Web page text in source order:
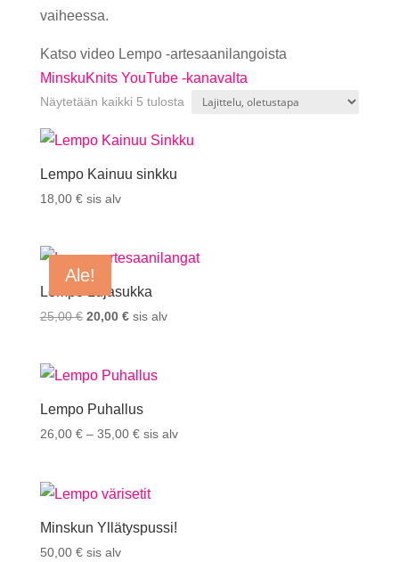
vaiheessa.
Katso video Lempo -artesaanilangoista
MinskuKnits YouTube -kanavalta
Näytetään kaikki 5 tulosta
Lempo Kainuu sinkku
18,00 € sis alv
Ale!
Lempo Lujasukka
25,00€ Alkuperäinen
25,00 €.
20,00 €Nykyinen
20,00 €.
sis alv
Lempo Puhallus
26,00 € – 35,00 €Hintaluokka:
35,00 €
sis alv
Minskun Yllätyspussi!
50,00 € sis alv